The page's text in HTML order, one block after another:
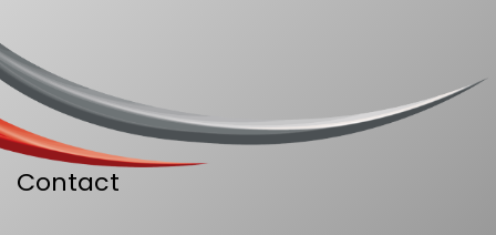
Contact